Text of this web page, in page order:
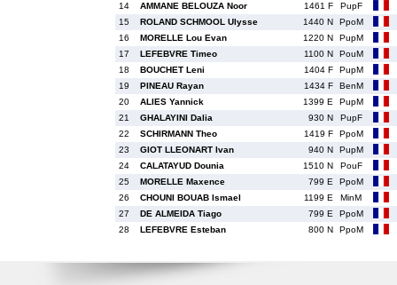
14
AMMANE BELOUZA Noor 1461 F
PupF
15
ROLAND SCHMOOL Ulysse 1440 N
PpoM
16
MORELLE Lou Evan 1220 N
PupM
17
LEFEBVRE Timeo 1100 N
PouM
18
BOUCHET Leni 1404 F
PupM
19
PINEAU Rayan 1434 F
BenM
20
ALIES Yannick 1399 E
PupM
21
GHALAYINI Dalia 930 N
PupF
22
SCHIRMANN Theo 1419 F
PpoM
23
GIOT LLEONART Ivan 940 N
PupM
24
CALATAYUD Dounia 1510 N
PouF
25
MORELLE Maxence 799 E
PpoM
26
CHOUNI BOUAB Ismael 1199 E
MinM
27
DE ALMEIDA Tiago 799 E
PpoM
28
LEFEBVRE Esteban 800 N PpoM